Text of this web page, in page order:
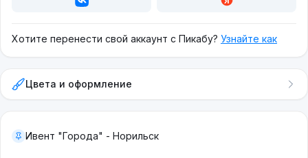
Хотите перенести свой аккаунт с Пикабу? Узнайте как
Цвета и оформление
Ивент "Города" - Норильск